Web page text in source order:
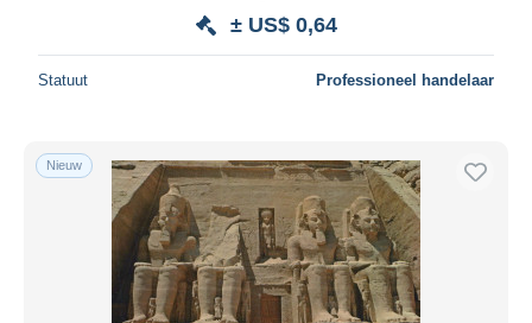
± US$ 0,64
Statuut Professioneel handelaar
Nieuw